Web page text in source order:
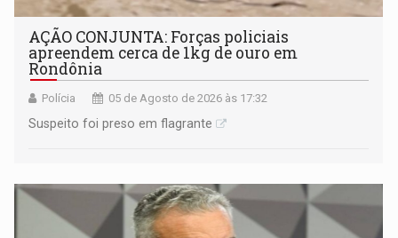
AÇÃO CONJUNTA: Forças policiais
apreendem cerca de 1kg de ouro em
Rondônia
Polícia 05 de Agosto de 2026 às 17:32
Suspeito foi preso em flagrante